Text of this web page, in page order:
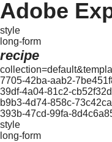
Adobe
style
long-form
recipe
7705-42ba-aab2-
39df-4a04-81c2-
b9b3-4d74-858c-
393b-47cd-99fa-
style
long-form